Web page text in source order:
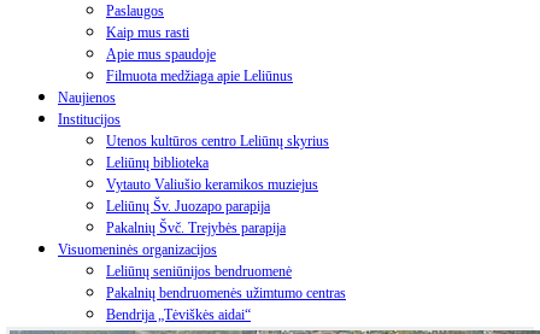
Paslaugos
Kaip mus rasti
Apie mus spaudoje
Filmuota medžiaga apie Leliūnus
Naujienos
Institucijos
Utenos kultūros centro Leliūnų skyrius
Leliūnų biblioteka
Vytauto Valiušio keramikos muziejus
Leliūnų Šv. Juozapo parapija
Pakalnių Švč. Trejybės parapija
Visuomeninės organizacijos
Leliūnų seniūnijos bendruomenė
Pakalnių bendruomenės užimtumo centras
Bendrija „Tėviškės aidai“